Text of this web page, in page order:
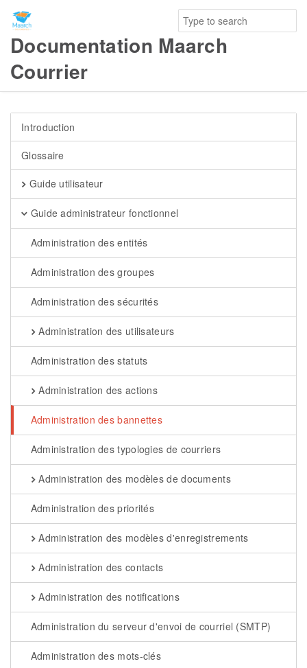
Documentation Maarch
Courrier
Introduction
Glossaire
Guide utilisateur
Guide administrateur fonctionnel
Administration des entités
Administration des groupes
Administration des sécurités
Administration des utilisateurs
Administration des statuts
Administration des actions
Administration des bannettes
Administration des typologies de courriers
Administration des modèles de documents
Administration des priorités
Administration des modèles d'enregistrements
Administration des contacts
Administration des notifications
Administration du serveur d'envoi de courriel (SMTP)
Administration des mots-clés